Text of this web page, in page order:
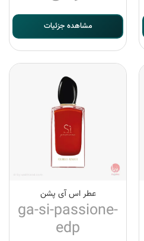
مشاهده جزئیات
عطر اس آی پشن
ga-si-passione-
edp